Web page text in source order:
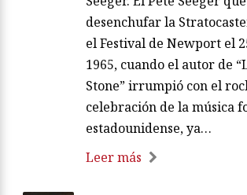
desenchufar la
el Festival de Newport el
1965, cuando el autor de
Stone” irrumpió con el
celebración de la música
estadounidense, ya…
Leer más